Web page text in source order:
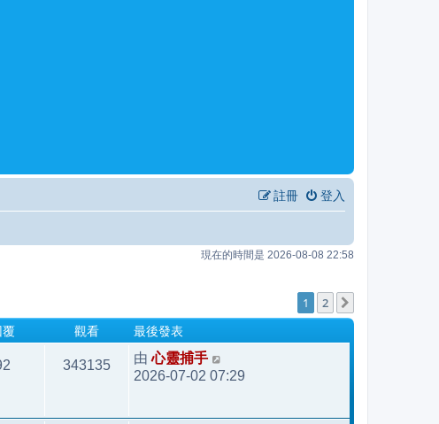
登入
註冊
現在的時間是 2026-08-08 22:58
1 2
覆 觀看 最後發表
343135 由心靈捕手
2026-07-02 07:29